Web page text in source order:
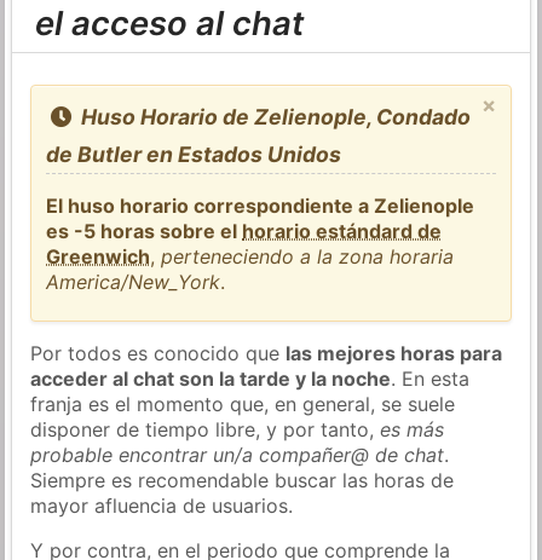
el acceso al chat
×
Huso Horario de Zelienople, Condado
de Butler en Estados Unidos
El huso horario correspondiente a Zelienople
es -5 horas sobre el horario estándard de
Greenwich,perteneciendo a la zona horaria
America/New_York.
Por todos es conocido que las mejores horas para
acceder al chat son la tarde y la noche. En esta
franja es el momento que, en general, se suele
disponer de tiempo libre, y por tanto,es más
probable encontrar un/a compañer@ de chat.
Siempre es recomendable buscar las horas de
mayor afluencia de usuarios.
Y por contra, en el periodo que comprende la